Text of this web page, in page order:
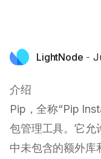
LightNode -
介绍
Pip，全称“Pip
包管理工具。它允
中未包含的额外库